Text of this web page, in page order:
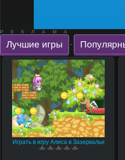
РЕКЛАМА
Лучшие игры ·
Играть в игру Алиса в Зазеркалье